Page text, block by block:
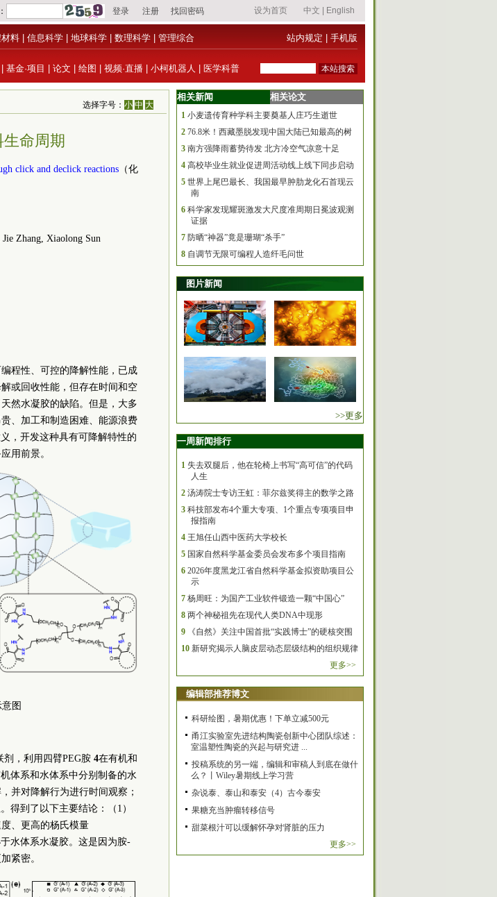
料 信息科学 地球科学 数理科学 管理综合 站内规定 手机版
基金·项目 论文 绘图 视频·直播 小柯机器人 医学科普
选择字号：小 中 大
生命周期
click and declick reactions （化
Zhang, Xiaolong Sun
程性、可控的降解性能，已成
或回收性能，但存在时间和空
然水凝胶的缺陷。但是，大多
、加工和制造困难、能源浪费
，开发这种具有可降解特性的
用前景。
图
剂，利用四臂PEG胺 4在有机和
体系和水体系中分别制备的水
并对降解行为进行时间观察；
得到了以下主要结论：（1）
、更高的杨氏模量
水体系水凝胶。这是因为胺-
紧密。
相关新闻 相关论文
1 小麦遗传育种学科主要奠基人庄巧生逝世
2 76.8米！西藏墨脱发现中国大陆已知最高的树
3 南方强降雨蓄势待发 北方冷空气凉意十足
4 高校毕业生就业促进周活动线上线下同步启动
5 世界上尾巴最长、我国最早肿肋龙化石首现云
南
6 科学家发现耀斑激发大尺度准周期日冕波观测
证据
7 防晒“神器”竟是珊瑚“杀手”
8 自调节无限可编程人造纤毛问世
图片新闻
>>更多
一周新闻排行
1 失去双腿后，他在轮椅上书写“高可信”的代码
人生
2 汤涛院士专访王虹：菲尔兹奖得主的数学之路
3 科技部发布4个重大专项、1个重点专项项目申
报指南
4 王旭任山西中医药大学校长
5 国家自然科学基金委员会发布多个项目指南
6 2026年度黑龙江省自然科学基金拟资助项目公
示
7 杨周旺：为国产工业软件锻造一颗“中国心”
8 两个神秘祖先在现代人类DNA中现形
9
《自然》关注中国首批“实践博士”的硬核突围
10 新研究揭示人脑皮层动态层级结构的组织规律
更多>>
编辑部推荐博文
科研绘图，暑期优惠！下单立减500元
甬江实验室先进结构陶瓷创新中心团队综述：
室温塑性陶瓷的兴起与研究进 ...
投稿系统的另一端，编辑和审稿人到底在做什
么？丨Wiley暑期线上学习营
杂说泰、泰山和泰安（4）古今泰安
果糖充当肿瘤转移信号
甜菜根汁可以缓解怀孕对肾脏的压力
更多>>